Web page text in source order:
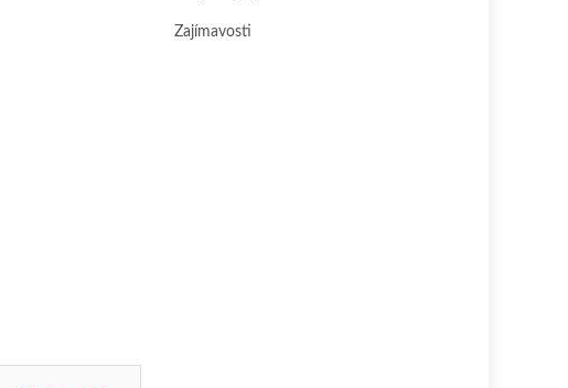
Zajímavosti